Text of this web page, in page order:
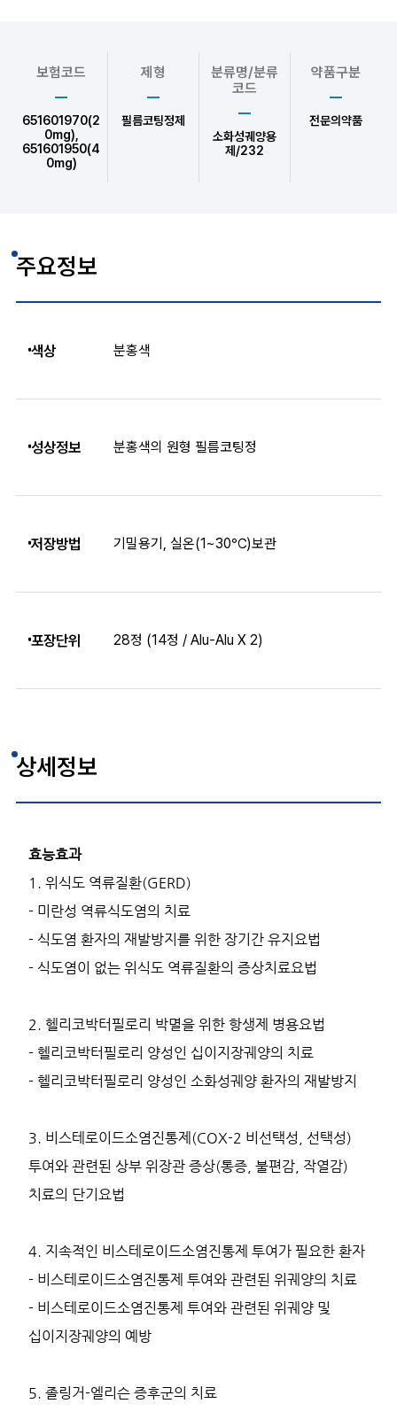
보험코드
651601970(2
0mg),
651601950(4
0mg)
제형
필름코팅정제
분류명/분류
코드
소화성궤양용
제/232
약품구분
전문의약품
주요정보
색상 분홍색
성상정보 분홍색의 원형 필름코팅정
저장방법 기밀용기, 실온(1~30℃)보관
포장단위 28정 (14정 / Alu-Alu X 2)
상세정보
효능효과
1. 위식도 역류질환(GERD)
- 미란성 역류식도염의 치료
- 식도염 환자의 재발방지를 위한 장기간 유지요법
- 식도염이 없는 위식도 역류질환의 증상치료요법
2. 헬리코박터필로리 박멸을 위한 항생제 병용요법
- 헬리코박터필로리 양성인 십이지장궤양의 치료
- 헬리코박터필로리 양성인 소화성궤양 환자의 재발방지
3. 비스테로이드소염진통제(COX-2 비선택성, 선택성)
투여와 관련된 상부 위장관 증상(통증, 불편감, 작열감)
치료의 단기요법
4. 지속적인 비스테로이드소염진통제 투여가 필요한 환자
- 비스테로이드소염진통제 투여와 관련된 위궤양의 치료
- 비스테로이드소염진통제 투여와 관련된 위궤양 및
십이지장궤양의 예방
5. 졸링거-엘리슨 증후군의 치료